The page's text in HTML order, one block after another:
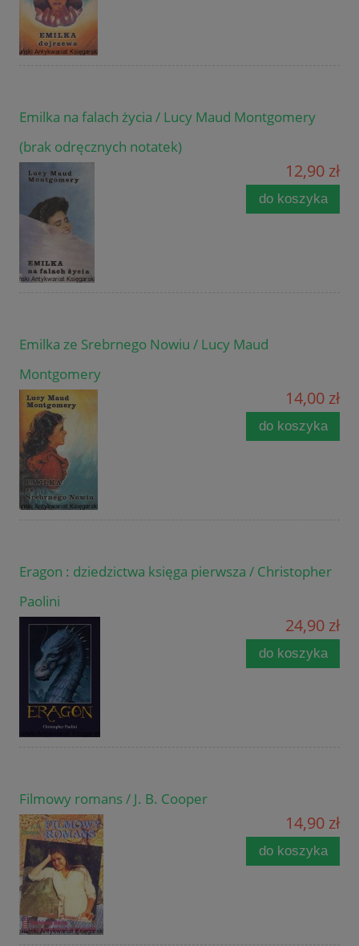
Emilka na falach życia / Lucy Maud Montgomery
(brak odręcznych notatek)
12,90 zł
do koszyka
Emilka ze Srebrnego Nowiu / Lucy Maud
Montgomery
14,00 zł
do koszyka
Eragon : dziedzictwa księga pierwsza / Christopher
Paolini
24,90 zł
do koszyka
Filmowy romans / J. B. Cooper
14,90 zł
do koszyka